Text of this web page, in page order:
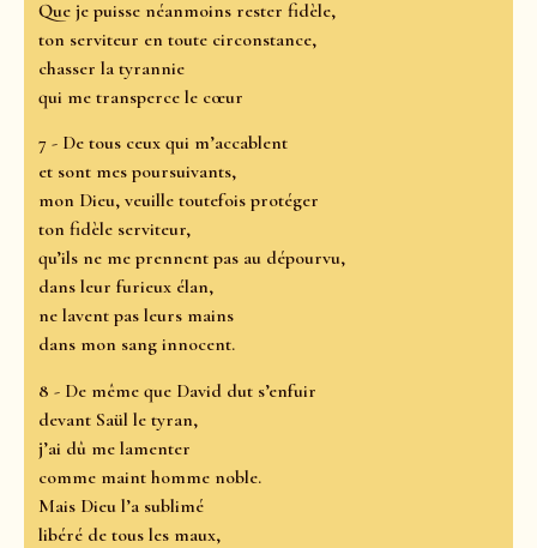
Que je puisse néanmoins rester fidèle,
ton serviteur en toute circonstance,
chasser la tyrannie
qui me transperce le cœur
7 - De tous ceux qui m’accablent
et sont mes poursuivants,
mon Dieu, veuille toutefois protéger
ton fidèle serviteur,
qu’ils ne me prennent pas au dépourvu,
dans leur furieux élan,
ne lavent pas leurs mains
dans mon sang innocent.
8 - De même que David dut s’enfuir
devant Saül le tyran,
j’ai dû me lamenter
comme maint homme noble.
Mais Dieu l’a sublimé
libéré de tous les maux,